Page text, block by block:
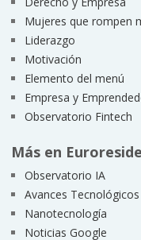
Mujeres que rompen
Liderazgo
Motivación
Elemento del menú
Empresa y
Observatorio Fintech
Más en
Observatorio IA
Avances Tecnológicos
Nanotecnología
Noticias Google